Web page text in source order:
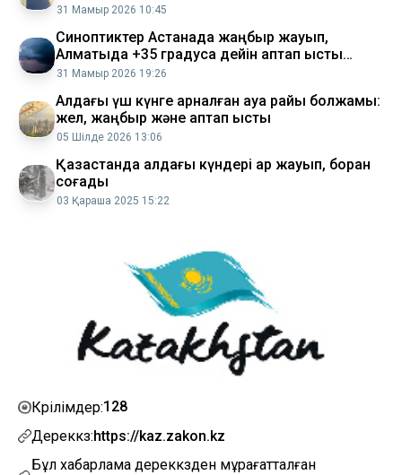
31 Мамыр 2026 10:45
Синоптиктер Астанада жаңбыр жауып,
Алматыда +35 градусқа дейін аптап ыстық
болатынын ескертті
31 Мамыр 2026 19:26
Алдағы үш күнге арналған ауа райы болжамы:
жел, жаңбыр және аптап ыстық
05 Шілде 2026 13:06
Қазақстанда алдағы күндері қар жауып, боран
соғады
03 Қараша 2025 15:22
Көрілімдер:128
Дереккөз:https://kaz.zakon.kz
Бұл хабарлама дереккөзден мұрағатталған